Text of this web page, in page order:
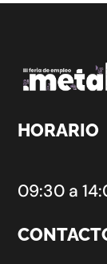
HORARIO
09:30 a